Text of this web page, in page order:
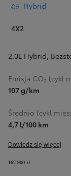
Hybrid
4X2
2.0L Hybrid,
Emisja CO₂ (cykl
107 g/km
Średnio (cykl
4,7 l/100 km
Dowiedz się więcej
167 900 zł